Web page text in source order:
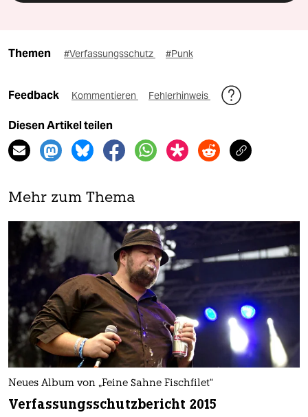
Themen #Verfassungsschutz #Punk
Feedback Kommentieren Fehlerhinweis
Diesen Artikel teilen
Mehr zum Thema
Neues Album von „Feine Sahne Fischfilet“
Verfassungsschutzbericht 2015